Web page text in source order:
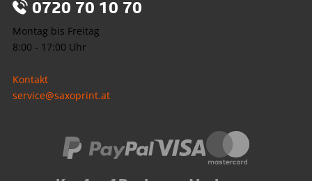
0720 70 10 70
Montag bis Freitag
8:00 - 17:00 Uhr
Kontakt
service@saxoprint.at